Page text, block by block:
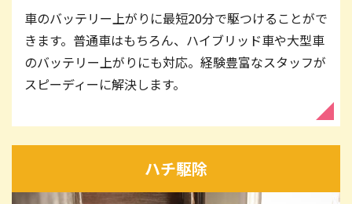
車のバッテリー上がりに最短20分で駆つけることがで
きます。普通車はもちろん、ハイブリッド車や大型車
のバッテリー上がりにも対応。経験豊富なスタッフが
スピーディーに解決します。
ハチ駆除